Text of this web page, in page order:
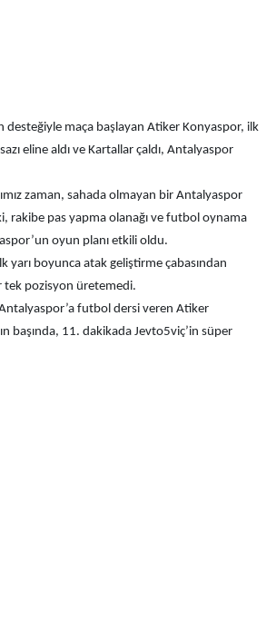
desteğiyle maça başlayan Atiker Konyaspor, ilk
eline aldı ve Kartallar çaldı, Antalyaspor
zaman, sahada olmayan bir Antalyaspor
rakibe pas yapma olanağı ve futbol oynama
oyun planı etkili oldu.
yarı boyunca atak geliştirme çabasından
tek pozisyon üretemedi.
futbol dersi veren Atiker
başında, 11. dakikada Jevto5viç’in süper